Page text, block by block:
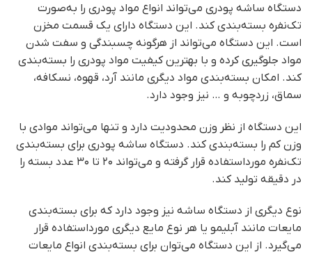
دستگاه ساشه پودری می‌تواند انواع مواد پودری را به‌صورت
تک‌نفره بسته‌بندی کند. این دستگاه دارای یک قسمت مخزن
است. این دستگاه می‌تواند از هرگونه چسبندگی و سفت شدن
مواد جلوگیری کرده و با بهترین کیفیت مواد پودری را بسته‌بندی
کند. امکان بسته‌بندی مواد دیگری مانند آرد، قهوه، نسکافه،
سماق، زردچوبه و … نیز وجود دارد.
این دستگاه از نظر وزن محدودیت دارد و تنها می‌تواند موادی با
وزن کم را بسته‌بندی کند. دستگاه ساشه پودری برای بسته‌بندی
تک‌نفره مورداستفاده قرار گرفته و می‌تواند ۲۰ تا ۳۰ عدد بسته را
در دقیقه تولید کند.
نوع دیگری از دستگاه ساشه نیز وجود دارد که برای بسته‌بندی
مایعات مانند آبلیمو یا هر نوع مایع دیگری مورداستفاده قرار
می‌گیرد. از این دستگاه می‌توان برای بسته‌بندی انواع مایعات